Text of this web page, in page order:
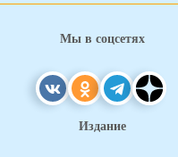
Мы в соцсетях
Издание